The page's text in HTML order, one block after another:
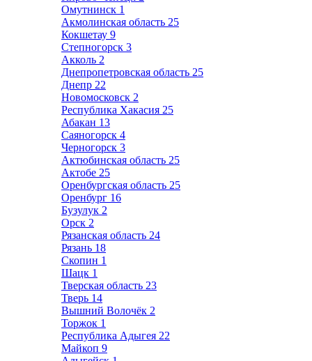
Омутнинск 1
Акмолинская область 25
Кокшетау 9
Степногорск 3
Акколь 2
Днепропетровская область 25
Днепр 22
Новомосковск 2
Республика Хакасия 25
Абакан 13
Саяногорск 4
Черногорск 3
Актюбинская область 25
Актобе 25
Оренбургская область 25
Оренбург 16
Бузулук 2
Орск 2
Рязанская область 24
Рязань 18
Скопин 1
Шацк 1
Тверская область 23
Тверь 14
Вышний Волочёк 2
Торжок 1
Республика Адыгея 22
Майкоп 9